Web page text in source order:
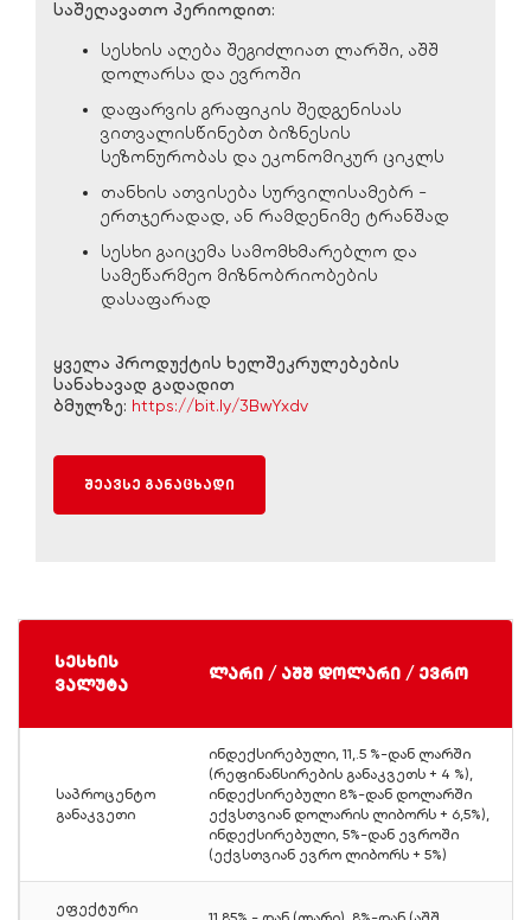
საშეღავათო პერიოდით:
სესხის აღება შეგიძლიათ ლარში, აშშ
დოლარსა და ევროში
დაფარვის გრაფიკის შედგენისას
ვითვალისწინებთ ბიზნესის
სეზონურობას და ეკონომიკურ ციკლს
თანხის ათვისება სურვილისამებრ -
ერთჯერადად, ან რამდენიმე ტრანშად
სესხი გაიცემა სამომხმარებლო და
სამეწარმეო მიზნობრიობების
დასაფარად
ყველა პროდუქტის ხელშეკრულებების
სანახავად გადადით
ბმულზე: https://bit.ly/3BwYxdv
შეავსე განაცხადი
სესხის
ვალუტა
ლარი / აშშ დოლარი / ევრო
საპროცენტო
განაკვეთი
ინდექსირებული, 11,.5 %-დან ლარში
(რეფინანსირების განაკვეთს + 4 %),
ინდექსირებული 8%-დან დოლარში
ექვსთვიან დოლარის ლიბორს + 6,5%),
ინდექსირებული, 5%-დან ევროში
(ექვსთვიან ევრო ლიბორს + 5%)
ეფექტური